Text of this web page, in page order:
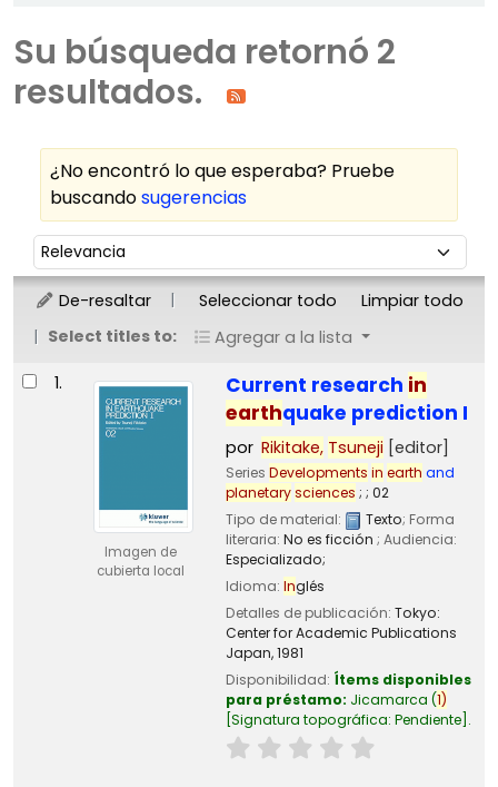
Su búsqueda retornó 2
resultados.
¿No encontró lo que esperaba? Pruebe
buscandosugerencias
Ordenar
Ordenar por:
De-resaltar Seleccionar todo
Limpiar todo
Select titles to:
Agregar a la lista
Resultados
1.
Imagen de
cubierta local
Current research in
earthquake prediction I
por Rikitake, Tsuneji [editor]
Series Developments in earth and
planetarysciences ; ; 02
Tipo de material:
Texto; Forma
literaria: No es ficción ; Audiencia:
Especializado;
Idioma: Inglés
Detalles de publicación: Tokyo:
Center for Academic Publications
Japan,1981
Disponibilidad: Ítems disponibles
para préstamo: Jicamarca (1)
Signatura topográfica: Pendiente .